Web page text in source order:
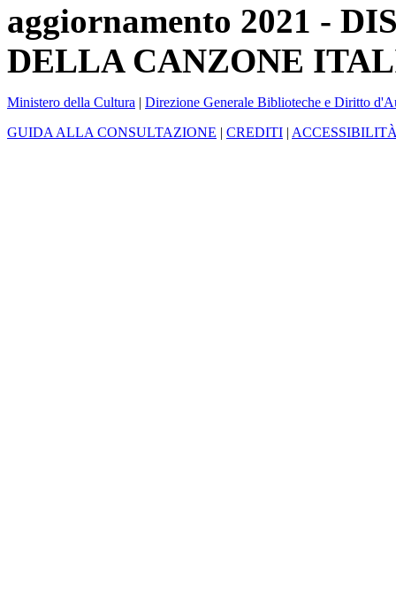
aggiornamento 2021 -
DELLA CANZONE
Ministero della Cultura | Direzione Generale Biblioteche e Diritto
GUIDA ALLA CONSULTAZIONE | CREDITI |